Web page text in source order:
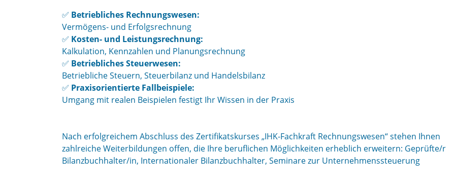
✅ Betriebliches Rechnungswesen:
Vermögens- und Erfolgsrechnung
✅ Kosten- und Leistungsrechnung:
Kalkulation, Kennzahlen und Planungsrechnung
✅ Betriebliches Steuerwesen:
Betriebliche Steuern, Steuerbilanz und Handelsbilanz
✅ Praxisorientierte Fallbeispiele:
Umgang mit realen Beispielen festigt Ihr Wissen in der Praxis
Nach erfolgreichem Abschluss des Zertifikatskurses „IHK-Fachkraft Rechnungswesen“ stehen Ihnen
zahlreiche Weiterbildungen offen, die Ihre beruflichen Möglichkeiten erheblich erweitern: Geprüfte/r
Bilanzbuchhalter/in, Internationaler Bilanzbuchhalter, Seminare zur Unternehmenssteuerung